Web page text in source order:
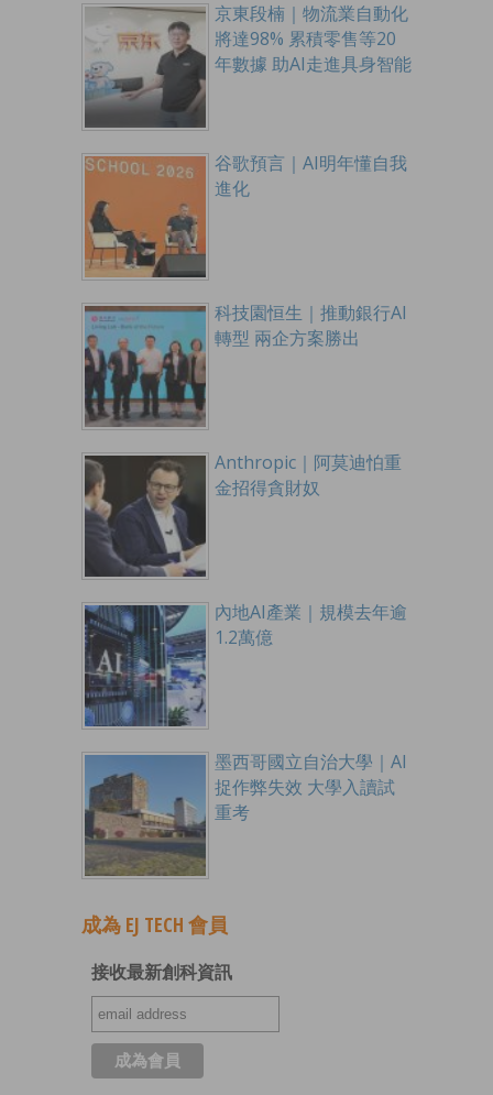
京東段楠｜物流業自動化
將達98% 累積零售等20
年數據 助AI走進具身智能
谷歌預言｜AI明年懂自我
進化
科技園恒生｜推動銀行AI
轉型 兩企方案勝出
Anthropic｜阿莫迪怕重
金招得貪財奴
內地AI產業｜規模去年逾
1.2萬億
墨西哥國立自治大學｜AI
捉作弊失效 大學入讀試
重考
成為 EJ TECH 會員
接收最新創科資訊